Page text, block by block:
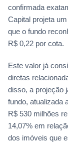
confirmada
Capital projeta
que o fundo
R$ 0,22 por cota.
Este valor já
diretas
disso, a projeção
fundo, atualizada
R$ 530 milhões
14,07% em
dos imóveis que